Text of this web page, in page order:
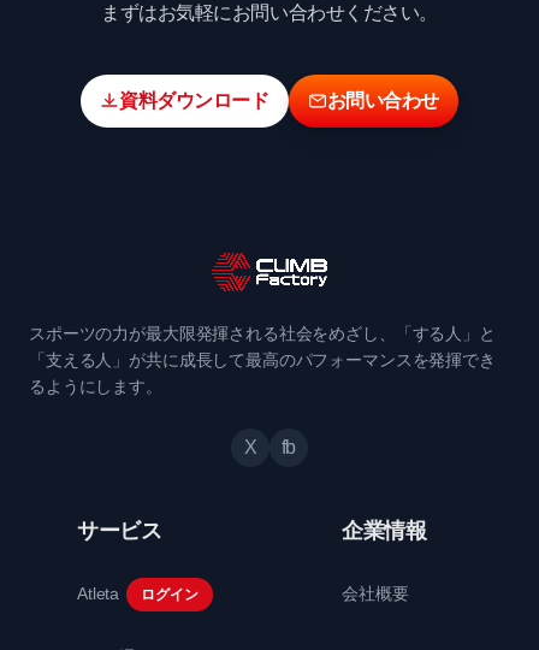
まずはお気軽にお問い合わせください。
資料ダウンロード お問い合わせ
スポーツの力が最大限発揮される社会をめざし、「する人」と
「支える人」が共に成長して最高のパフォーマンスを発揮でき
るようにします。
X fb
サービス
Atleta ログイン
企業情報
会社概要